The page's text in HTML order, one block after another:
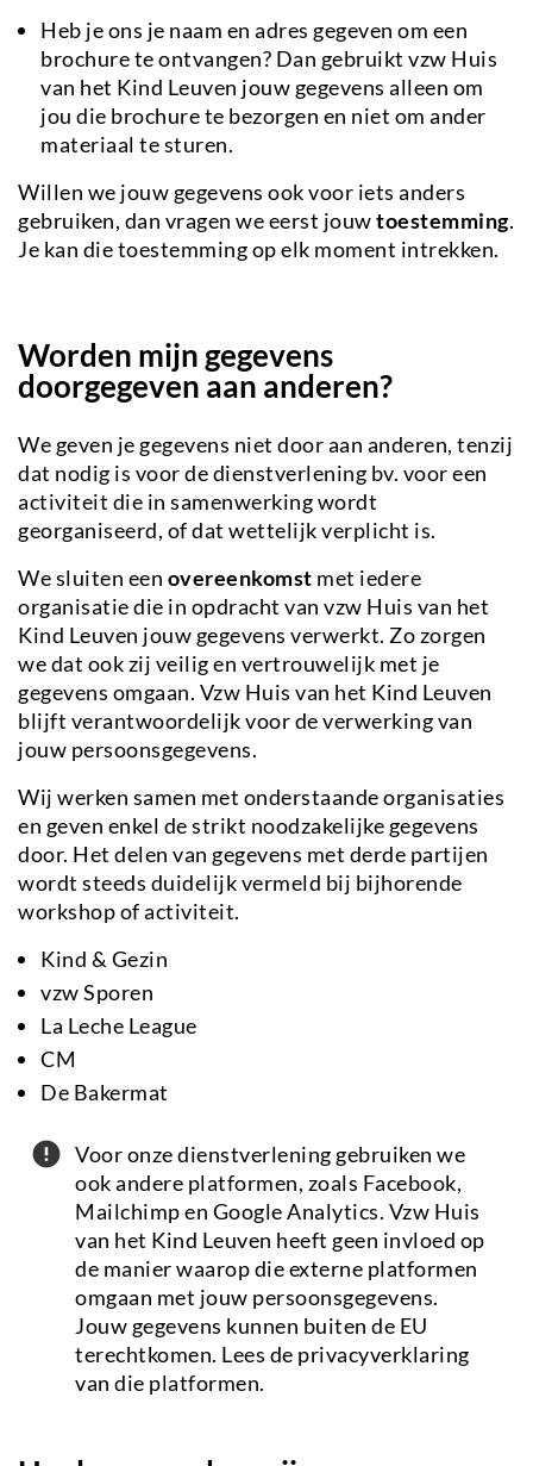
Heb je ons je naam en adres gegeven om een
brochure te ontvangen? Dan gebruikt vzw Huis
van het Kind Leuven jouw gegevens alleen om
jou die brochure te bezorgen en niet om ander
materiaal te sturen.
Willen we jouw gegevens ook voor iets anders
gebruiken, dan vragen we eerst jouwtoestemming.
Je kan die toestemming op elk moment intrekken.
Worden mijn gegevens
doorgegeven aan anderen?
We geven je gegevens niet door aan anderen, tenzij
dat nodig is voor de dienstverlening bv. voor een
activiteit die in samenwerking wordt
georganiseerd, of dat wettelijk verplicht is.
We sluiten een overeenkomst met iedere
organisatie die in opdracht van vzw Huis van het
Kind Leuven jouw gegevens verwerkt. Zo zorgen
we dat ook zij veilig en vertrouwelijk met je
gegevens omgaan. Vzw Huis van het Kind Leuven
blijft verantwoordelijk voor de verwerking van
jouw persoonsgegevens.
Wij werken samen met onderstaande organisaties
en geven enkel de strikt noodzakelijke gegevens
door. Het delen van gegevens met derde partijen
wordt steeds duidelijk vermeld bij bijhorende
workshop of activiteit.
Kind & Gezin
vzw Sporen
La Leche League
CM
De Bakermat
Attention
Voor onze dienstverlening gebruiken we
ook andere platformen, zoals Facebook,
Mailchimp en Google Analytics. Vzw Huis
van het Kind Leuven heeft geen invloed op
de manier waarop die externe platformen
omgaan met jouw persoonsgegevens.
Jouw gegevens kunnen buiten de EU
terechtkomen. Lees de privacyverklaring
van die platformen.